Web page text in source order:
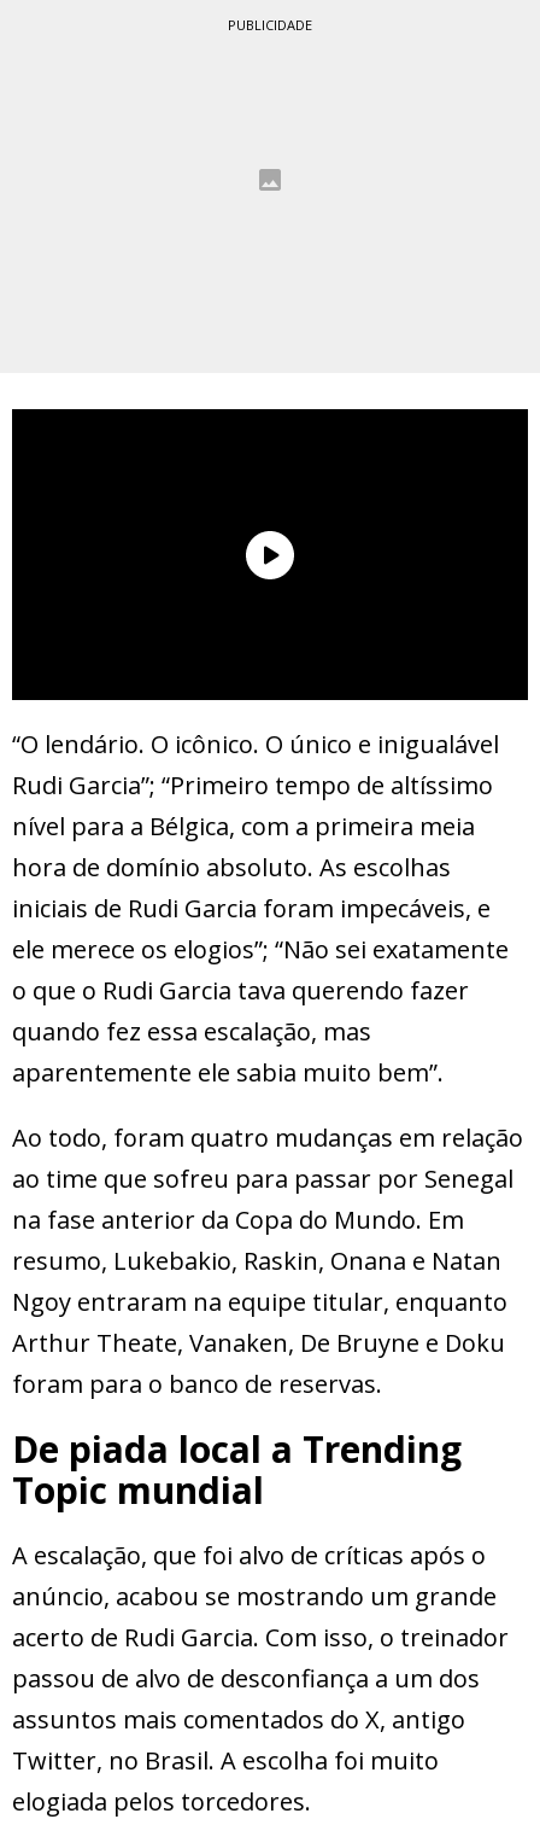
PUBLICIDADE
“O lendário. O icônico. O único e inigualável
Rudi Garcia”; “Primeiro tempo de altíssimo
nível para a Bélgica, com a primeira meia
hora de domínio absoluto. As escolhas
iniciais de Rudi Garcia foram impecáveis, e
ele merece os elogios”; “Não sei exatamente
o que o Rudi Garcia tava querendo fazer
quando fez essa escalação, mas
aparentemente ele sabia muito bem”.
Ao todo, foram quatro mudanças em relação
ao time que sofreu para passar por Senegal
na fase anterior da Copa do Mundo. Em
resumo, Lukebakio, Raskin, Onana e Natan
Ngoy entraram na equipe titular, enquanto
Arthur Theate, Vanaken, De Bruyne e Doku
foram para o banco de reservas.
De piada local a Trending
Topic mundial
A escalação, que foi alvo de críticas após o
anúncio, acabou se mostrando um grande
acerto de Rudi Garcia. Com isso, o treinador
passou de alvo de desconfiança a um dos
assuntos mais comentados do X, antigo
Twitter, no Brasil. A escolha foi muito
elogiada pelos torcedores.